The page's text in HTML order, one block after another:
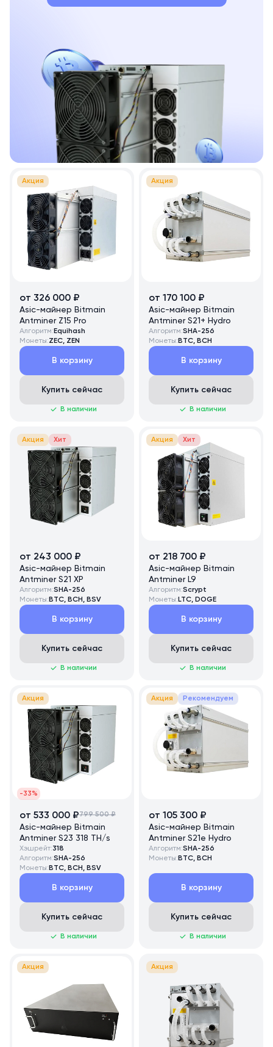
Акция
от 326 000 ₽
Asic-майнер Bitmain
Antminer Z15 Pro
Алгоритм: Equihash
Монеты:ZEC, ZEN
В корзину
Купить сейчас
В наличии
Акция
от 170 100 ₽
Asic-майнер Bitmain
Antminer S21+ Hydro
Алгоритм:SHA-256
Монеты: BTC, BCH
В корзину
Купить сейчас
В наличии
Акция Хит
от 243 000 ₽
Asic-майнер Bitmain
Antminer S21 XP
Алгоритм:SHA-256
Монеты: BTC, BCH, BSV
В корзину
Купить сейчас
В наличии
Акция Хит
от 218 700 ₽
Asic-майнер Bitmain
Antminer L9
Алгоритм:Scrypt
Монеты: LTC, DOGE
В корзину
Купить сейчас
В наличии
Акция
-33%
от 533 000 ₽799 500 ₽
Asic-майнер Bitmain
Antminer S23 318 TH/s
Хэшрейт:318
Алгоритм:SHA-256
Монеты: BTC, BCH, BSV
В корзину
Купить сейчас
В наличии
Акция Рекомендуем
от 105 300 ₽
Asic-майнер Bitmain
Antminer S21e Hydro
Алгоритм:SHA-256
Монеты: BTC, BCH
В корзину
Купить сейчас
В наличии
Акция Акция